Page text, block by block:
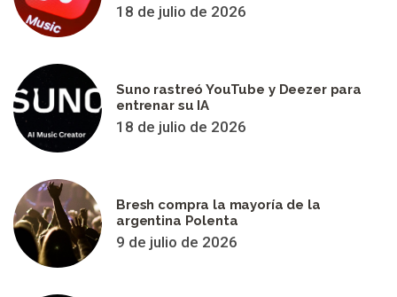
18 de julio de 2026
Suno rastreó YouTube y Deezer para
entrenar su IA
18 de julio de 2026
Bresh compra la mayoría de la
argentina Polenta
9 de julio de 2026